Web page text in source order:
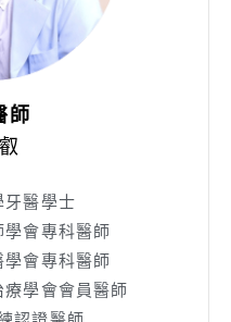
師
牙醫學士
學會專科醫師
學會專科醫師
學會會員醫師